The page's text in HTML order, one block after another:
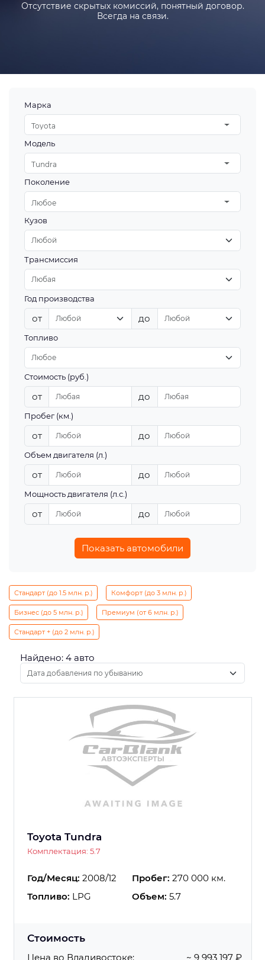
Отсутствие скрытых комиссий, понятный договор.
Всегда на связи.
Марка
Toyota
Модель
Tundra
Поколение
Любое
Кузов
Трансмиссия
Год производства
от до
Топливо
Стоимость (руб.)
от до
Пробег (км.)
от до
Объем двигателя (л.)
от до
Мощность двигателя (л.с.)
от до
Показать автомобили
Стандарт (до 1.5 млн. р.) Комфорт (до 3 млн. р.)
Бизнес (до 5 млн. р.) Премиум (от 6 млн. р.)
Стандарт + (до 2 млн. р.)
Найдено: 4 авто
Toyota Tundra
Комплектация: 5.7
Год/Месяц: 2008/12 Пробег: 270 000 км.
Топливо: LPG Объем: 5.7
Стоимость
Цена во Владивостоке: ~ 9 993 197 ₽